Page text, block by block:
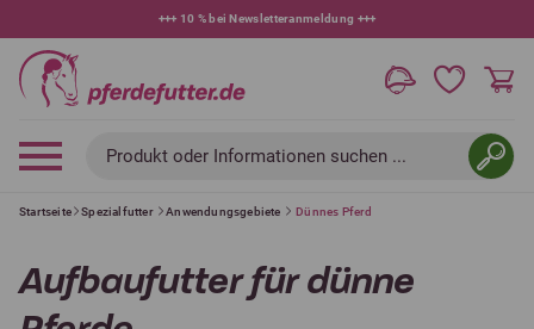
+++ 10 % bei Newsletteranmeldung +++
Produkt oder Informationen suchen ...
Startseite Spezialfutter Anwendungsgebiete Dünnes Pferd
Aufbaufutter für dünne